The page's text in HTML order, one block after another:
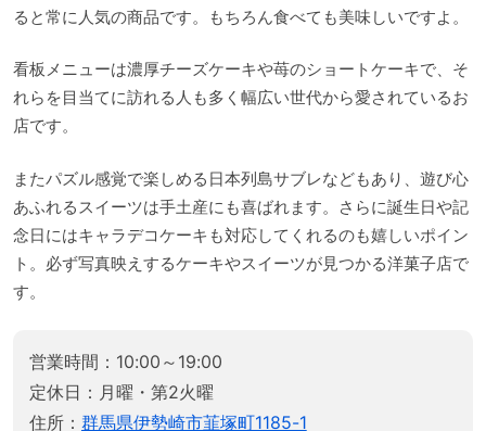
ると常に人気の商品です。もちろん食べても美味しいですよ。
看板メニューは濃厚チーズケーキや苺のショートケーキで、そ
れらを目当てに訪れる人も多く幅広い世代から愛されているお
店です。
またパズル感覚で楽しめる日本列島サブレなどもあり、遊び心
あふれるスイーツは手土産にも喜ばれます。さらに誕生日や記
念日にはキャラデコケーキも対応してくれるのも嬉しいポイン
ト。必ず写真映えするケーキやスイーツが見つかる洋菓子店で
す。
営業時間：10:00～19:00
定休日：月曜・第2火曜
住所： 群馬県伊勢崎市韮塚町1185-1